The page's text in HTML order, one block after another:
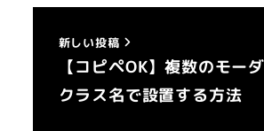
新しい投稿
【コピペOK】複数のモー
クラス名で設置する方法